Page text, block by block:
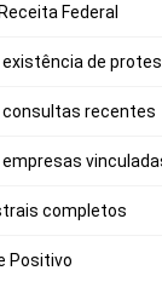
Federal
existência de
consultas recentes
empresas
completos
Positivo